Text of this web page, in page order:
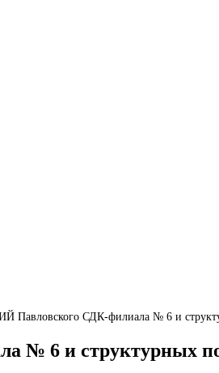
СДК-филиала № 6 и
и структурных